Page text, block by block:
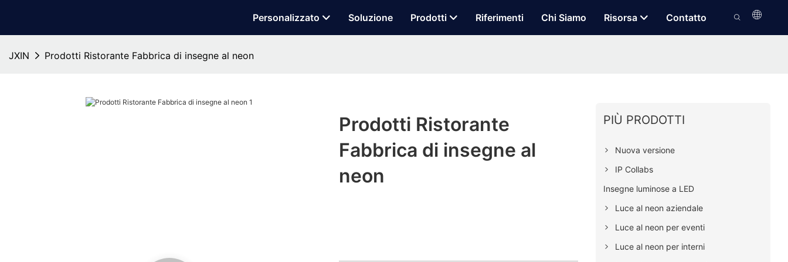
Personalizzato Soluzione Prodotti Riferimenti Chi Siamo Risorsa Contatto
JXIN Prodotti Ristorante Fabbrica di insegne al neon
Prodotti Ristorante
Fabbrica di insegne al
neon
PIÙ PRODOTTI
Nuova versione
IP Collabs
Insegne luminose a LED
Luce al neon aziendale
Luce al neon per eventi
Luce al neon per interni